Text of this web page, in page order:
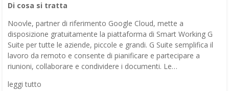
Di cosa si tratta
Noovle, partner di riferimento Google Cloud, mette a
disposizione gratuitamente la piattaforma di Smart Working G
Suite per tutte le aziende, piccole e grandi. G Suite semplifica il
lavoro da remoto e consente di pianificare e partecipare a
riunioni, collaborare e condividere i documenti. Le…
leggi tutto